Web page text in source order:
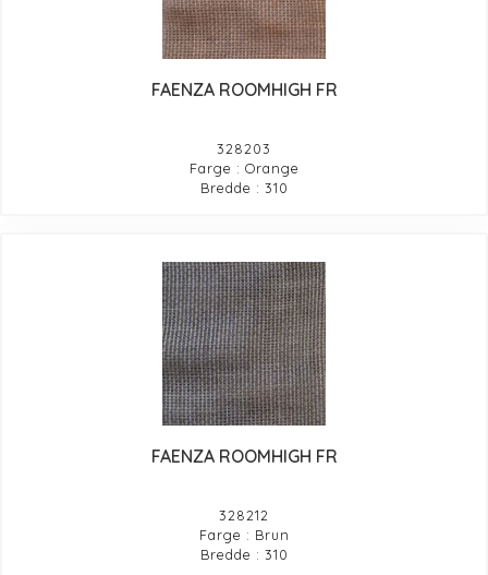
FAENZA ROOMHIGH FR
328203
Farge : Orange
Bredde : 310
FAENZA ROOMHIGH FR
328212
Farge : Brun
Bredde : 310